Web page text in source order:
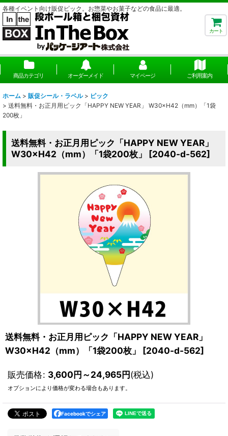
各種イベント向け販促ピック。お惣菜やお菓子などの食品に最適。
カート
商品カテゴリ オーダーメイド マイページ ご利用案内
ホーム > 販促シール・ラベル > ピック
> 送料無料・お正月用ピック「HAPPY NEW YEAR」 W30×H42（mm）「1袋
200枚」
送料無料・お正月用ピック「HAPPY NEW YEAR」
W30×H42（mm）「1袋200枚」
[2040-d-562]
送料無料・お正月用ピック「HAPPY NEW YEAR」
W30×H42（mm）「1袋200枚」
[2040-d-562]
販売価格: 3,600円～24,965円(税込)
オプションにより価格が変わる場合もあります。
Facebookでシェア